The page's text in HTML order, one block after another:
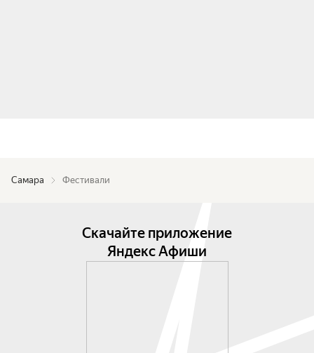
Самара Фестивали
Скачайте приложение
Яндекс Афиши